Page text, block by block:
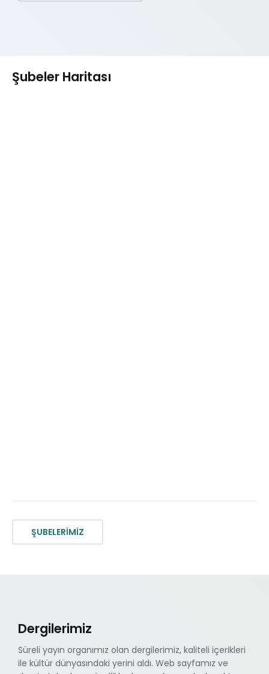
Şubeler Haritası
ŞUBELERİMİZ
Dergilerimiz
Süreli yayın organımız olan dergilerimiz, kaliteli içerikleri
ile kültür dünyasındaki yerini aldı. Web sayfamız ve